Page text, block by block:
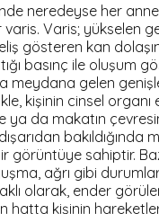
neredeyse her
Varis; yükselen
gösteren kan
basınç ile oluşum
gelen
kişinin cinsel organı
ya da makatın
bakıldığında
görüntüye sahiptir.
ağrı gibi
olarak, ender
hatta kişinin